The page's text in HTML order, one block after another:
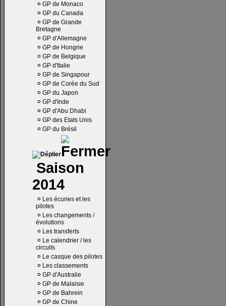
¤ GP de Monaco
¤ GP du Canada
¤ GP de Grande
Bretagne
¤ GP d'Allemagne
¤ GP de Hongrie
¤ GP de Belgique
¤ GP d'Italie
¤ GP de Singapour
¤ GP de Corée du Sud
¤ GP du Japon
¤ GP d'Inde
¤ GP d'Abu Dhabi
¤ GP des Etats Unis
¤ GP du Brésil
Saison
2014
¤ Les écuries et les
pilotes
¤ Les changements /
évolutions
¤ Les transferts
¤ Le calendrier / les
circuits
¤ Le casque des pilotes
¤ Les classements
¤ GP d'Australie
¤ GP de Malaisie
¤ GP de Bahrein
¤ GP de Chine